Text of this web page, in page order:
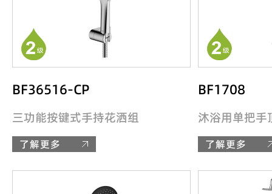
BF36516-CP
三功能按键式手持花洒组
了解更多
BF1708
沐浴用单把手
了解更多